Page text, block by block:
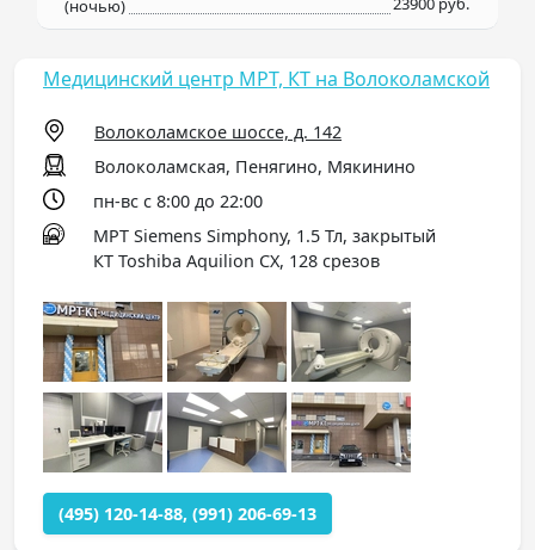
(ночью)
Медицинский центр МРТ, КТ на Волоколамской
Волоколамское шоссе, д. 142
Волоколамская, Пенягино, Мякинино
пн-вс с 8:00 до 22:00
МРТ Siemens Simphony, 1.5 Тл, закрытый
КТ Toshiba Aquilion CX, 128 срезов
(495) 120-14-88, (991) 206-69-13